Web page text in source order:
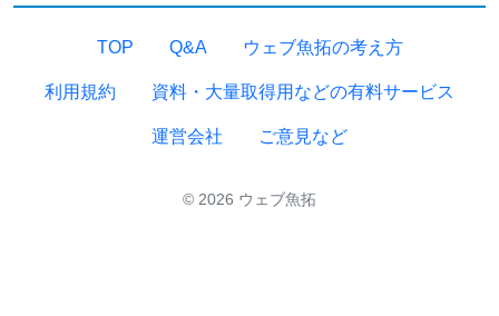
TOP Q&A ウェブ魚拓の考え方
利用規約 資料・大量取得用などの有料サービス
運営会社 ご意見など
© 2026 ウェブ魚拓